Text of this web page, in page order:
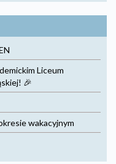
Liceum
🎉
wakacyjnym